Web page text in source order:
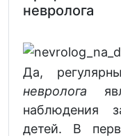
невролога
Да,
невролога
наблюдения
детей. В